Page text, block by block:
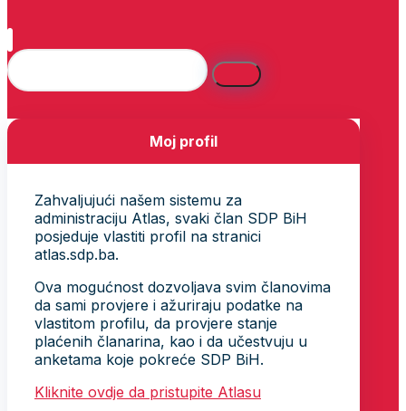
Moj profil
Zahvaljujući našem sistemu za
administraciju Atlas, svaki član SDP BiH
posjeduje vlastiti profil na stranici
atlas.sdp.ba.
Ova mogućnost dozvoljava svim članovima
da sami provjere i ažuriraju podatke na
vlastitom profilu, da provjere stanje
plaćenih članarina, kao i da učestvuju u
anketama koje pokreće SDP BiH.
Kliknite ovdje da pristupite Atlasu